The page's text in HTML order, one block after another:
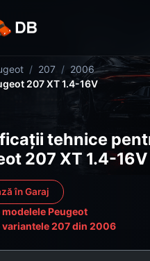
207
2006
207 XT 1.4-16V
tehnice
207 XT 1.4-16V
în Garaj
modelele Peugeot
variantele 207 din 2006